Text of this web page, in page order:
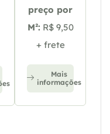
preço por
M²: R$ 9,50
+ frete
Mais
informações